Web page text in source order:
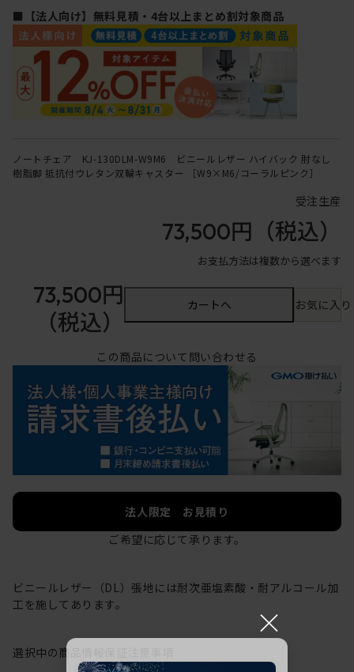
■【法人向け】無料見積・4台以上まとめ割対象商品
ノートチェア KJ-130DLM-W9M6 ビニールレザー ハイバック 肘なし
樹脂脚 抵抗付ウレタン双輪キャスター ［W9×M6/コーラルピンク］
受注生産
73,500円 （税込）
お支払方法は複数から選べます
73,500円
（税込）
カートへ お気に入
この商品について問い合わせる
法人限定 お見積り
ご希望に応じて承ります。
ビニールレザー（DL）張地には耐次亜塩素酸・耐アルコール加
工を施してあります。
選択中の商品情報
×